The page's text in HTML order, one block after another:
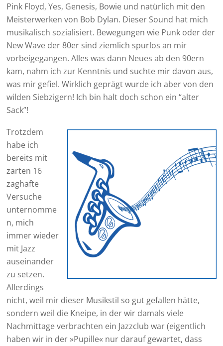
Pink Floyd, Yes, Genesis, Bowie und natürlich mit den
Meisterwerken von Bob Dylan. Dieser Sound hat mich
musikalisch sozialisiert. Bewegungen wie Punk oder der
New Wave der 80er sind ziemlich spurlos an mir
vorbeigegangen. Alles was dann Neues ab den 90ern
kam, nahm ich zur Kenntnis und suchte mir davon aus,
was mir gefiel. Wirklich geprägt wurde ich aber von den
wilden Siebzigern! Ich bin halt doch schon ein “alter
Sack”!
Trotzdem
habe ich
bereits mit
zarten 16
zaghafte
Versuche
unternomme
n, mich
immer wieder
mit Jazz
auseinander
zu setzen.
Allerdings
nicht, weil mir dieser Musikstil so gut gefallen hätte,
sondern weil die Kneipe, in der wir damals viele
Nachmittage verbrachten ein Jazzclub war (eigentlich
haben wir in der »Pupille« nur darauf gewartet, dass